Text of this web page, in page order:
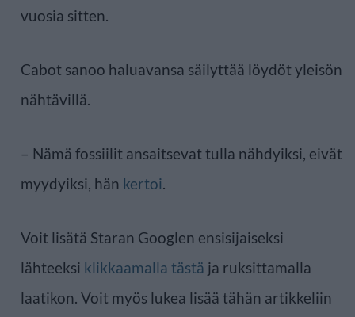
vuosia sitten.
Cabot sanoo haluavansa säilyttää löydöt yleisön
nähtävillä.
– Nämä fossiilit ansaitsevat tulla nähdyiksi, eivät
myydyiksi, hän kertoi.
Voit lisätä Staran Googlen ensisijaiseksi
lähteeksi klikkaamalla tästä ja ruksittamalla
laatikon. Voit myös lukea lisää tähän artikkeliin